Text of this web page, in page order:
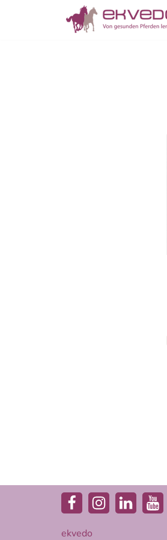
ekvedo